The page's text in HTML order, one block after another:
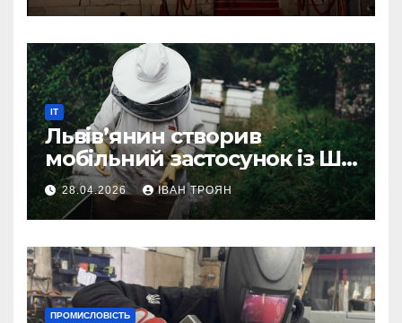
IT
Львів’янин створив
мобільний застосунок із ШІ-
асистентом для бджолярів
28.04.2026 ІВАН ТРОЯН
ПРОМИСЛОВІСТЬ